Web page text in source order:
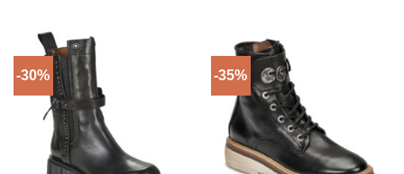
-30% -35%